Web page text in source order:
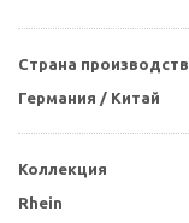
Страна
Германия / Китай
Коллекция
Rhein